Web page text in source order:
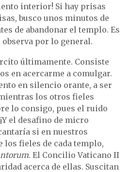
interior! Si hay prisas
busco unos minutos de
de abandonar el templo. Es
por lo general.
últimamente. Consiste
en acercarme a comulgar.
en silencio orante, a ser
los otros fieles
lo consigo, pues el ruido
el desafino de micro
si en nuestros
los fieles de cada templo,
. El Concilio Vaticano II
acerca de ellas. Suscitan